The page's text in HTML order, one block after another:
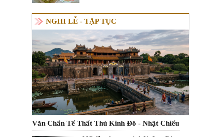
NGHI LỄ - TẬP TỤC
Văn Chẩn Tế Thất Thủ Kinh Đô - Nhật Chiếu